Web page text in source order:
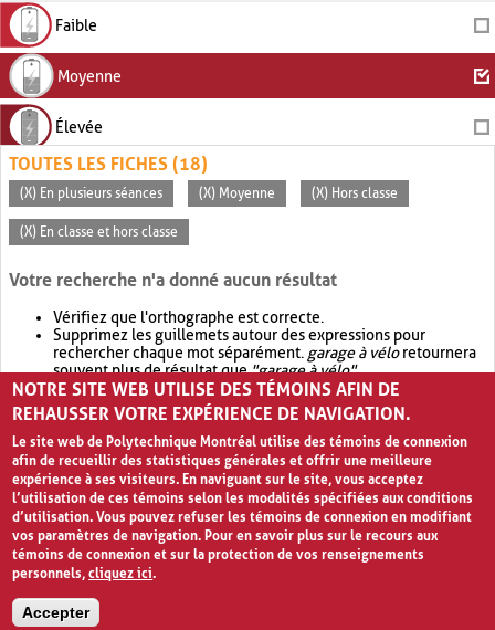
Faible
Moyenne
Élevée
TOUTES LES FICHES (18)
(X) En plusieurs séances (X) Moyenne (X) Hors classe
(X) En classe et hors classe
Votre recherche n'a donné aucun résultat
Vérifiez que l'orthographe est correcte.
Supprimez les guillemets autour des expressions pour
rechercher chaque mot séparément. garage à véloretournera
souvent plus de résultat que"garage à vélo".
Envisagez d'élargir votre recherche avec OR.garage OR vélo
retournera souvent plus de résultat quegarage à vélo
NOTRE SITE WEB UTILISE DES TÉMOINS AFIN DE
REHAUSSER VOTRE EXPÉRIENCE DE NAVIGATION.
Le site web de Polytechnique Montréal utilise des témoins de connexion
afin de recueillir des statistiques générales et offrir une meilleure
expérience à ses visiteurs. En naviguant sur le site, vous acceptez
l’utilisation de ces témoins selon les modalités spécifiées aux conditions
d’utilisation. Vous pouvez refuser les témoins de connexion en modifiant
vos paramètres de navigation. Pour en savoir plus sur le recours aux
témoins de connexion et sur la protection de vos renseignements
personnels,cliquez ici.
Accepter